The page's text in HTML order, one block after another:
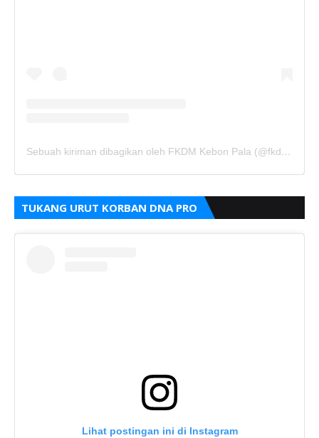
Sebuah kiriman dibagikan oleh FKDM Kebon Pala (@fkdm_kebonpala)
TUKANG URUT KORBAN DNA PRO
Lihat postingan ini di Instagram